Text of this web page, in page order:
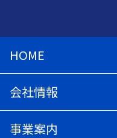
HOME
会社情報
事業案内